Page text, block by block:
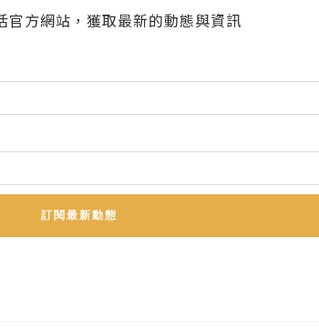
官方網站，獲取最新的動態與資訊
訂閱最新動態